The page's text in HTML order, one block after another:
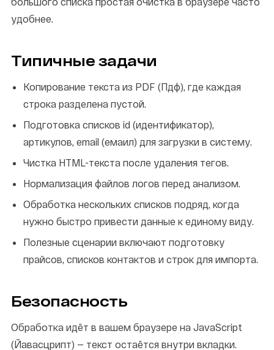
удобнее.
Типичные задачи
Копирование текста из PDF (Пдф), где каждая
строка разделена пустой.
Подготовка списков id (идентификатор),
артикулов, email (емаил) для загрузки в систему.
Чистка HTML-текста после удаления тегов.
Нормализация файлов логов перед анализом.
Обработка нескольких списков подряд, когда
нужно быстро привести данные к единому виду.
Полезные сценарии включают подготовку
прайсов, списков контактов и строк для импорта.
Безопасность
Обработка идёт в вашем браузере на JavaScript
(Йавасцрипт) — текст остаётся внутри вкладки.